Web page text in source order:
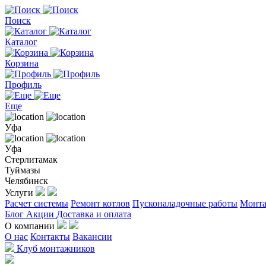
Поиск
Каталог
Корзина
Профиль
Еще
Уфа
Уфа
Стерлитамак
Туймазы
Челябинск
Услуги
Расчет системы Ремонт котлов Пусконаладочные работы
Блог Акции Доставка и оплата
О компании
О нас Контакты Вакансии
Клуб монтажников